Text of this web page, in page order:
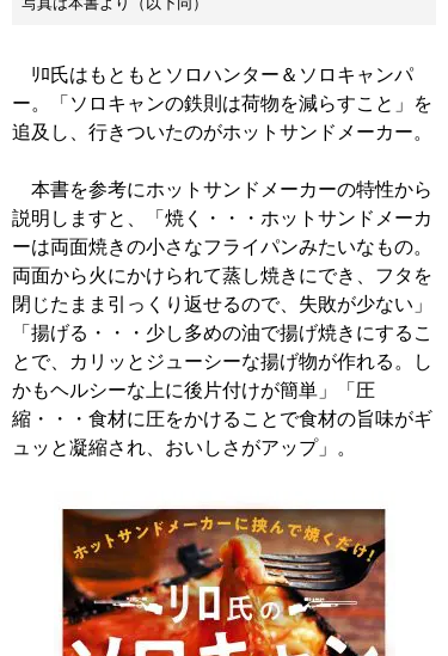
ﾘﾛ氏はもともとソロハンター＆ソロキャンパ
ー。「ソロキャンの鉄則は荷物を減らすこと」を
追及し、行きついたのがホットサンドメーカー。
本書を参考にホットサンドメーカーの特性から
説明しますと、「焼く・・・ホットサンドメーカ
ーは両面焼きの小さなフライパンみたいなもの。
両面から火にかけられて蒸し焼きにでき、フタを
閉じたまま引っくり返せるので、失敗が少ない」
「揚げる・・・少し多めの油で揚げ焼きにするこ
とで、カリッとジューシーな揚げ物が作れる。し
かもヘルシーな上に後片付けが簡単」「圧
縮・・・食材に圧をかけることで食材の旨味がギ
ュッと凝縮され、おいしさがアップ」。